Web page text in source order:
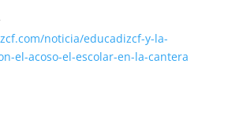
noticia/educadizcf-y-la-
el-acoso-el-escolar-en-la-cantera